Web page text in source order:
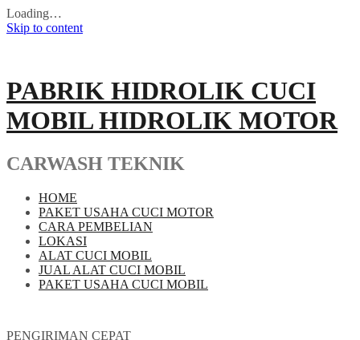
Loading…
Skip to content
PABRIK HIDROLIK CUCI
MOBIL HIDROLIK MOTOR
CARWASH TEKNIK
HOME
PAKET USAHA CUCI MOTOR
CARA PEMBELIAN
LOKASI
ALAT CUCI MOBIL
JUAL ALAT CUCI MOBIL
PAKET USAHA CUCI MOBIL
PENGIRIMAN CEPAT